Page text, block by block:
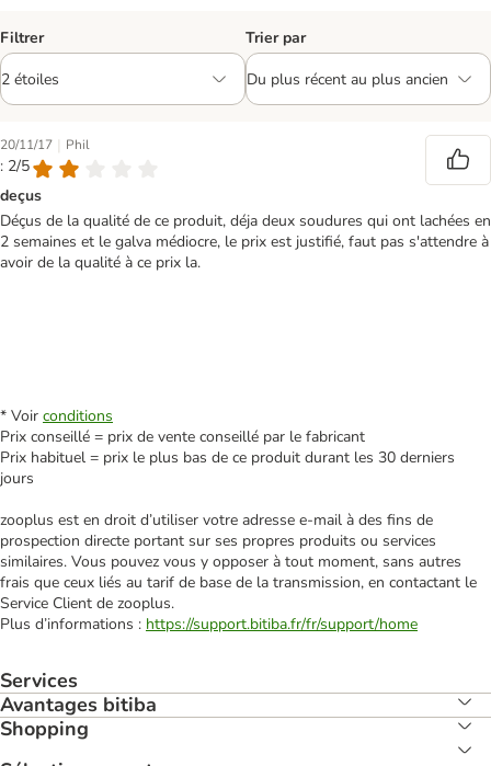
Filtrer Trier par
20/11/17 | Phil
: 2/5
deçus
Déçus de la qualité de ce produit, déja deux soudures qui ont lachées en
2 semaines et le galva médiocre, le prix est justifié, faut pas s'attendre à
avoir de la qualité à ce prix la.
* Voir conditions
Prix conseillé = prix de vente conseillé par le fabricant
Prix habituel = prix le plus bas de ce produit durant les 30 derniers
jours
zooplus est en droit d’utiliser votre adresse e‑mail à des fins de
prospection directe portant sur ses propres produits ou services
similaires. Vous pouvez vous y opposer à tout moment, sans autres
frais que ceux liés au tarif de base de la transmission, en contactant le
Service Client de zooplus.
Plus d’informations : https://support.bitiba.fr/fr/support/home
Services
Avantages bitiba
Shopping